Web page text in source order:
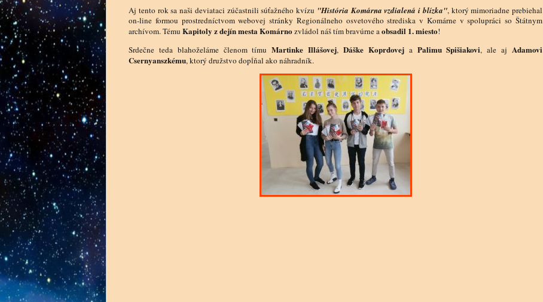
Aj tento rok sa naši deviataci zúčastnili súťažného kvízu "História Komárna vzdialená i blízka", ktorý mimoriadne prebiehal
on-line formou prostredníctvom webovej stránky Regionálneho osvetového strediska v Komárne v spolupráci so Štátnym
archívom. Tému Kapitoly z dejín mesta Komárno zvládol náš tím bravúrne aobsadil 1. miesto!
Srdečne teda blahoželáme členom tímuMartinke Illášovej,Dáške Koprdoveja Palimu Spišiakovi, ale ajAdamovi
Csernyanszkému, ktorý družstvo dopĺňal ako náhradník.